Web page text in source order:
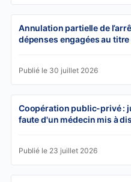
Annulation partielle de
dépenses engagées au titre
Publié le 30 juillet 2026
Coopération public-privé :
faute d'un médecin mis à
Publié le 23 juillet 2026